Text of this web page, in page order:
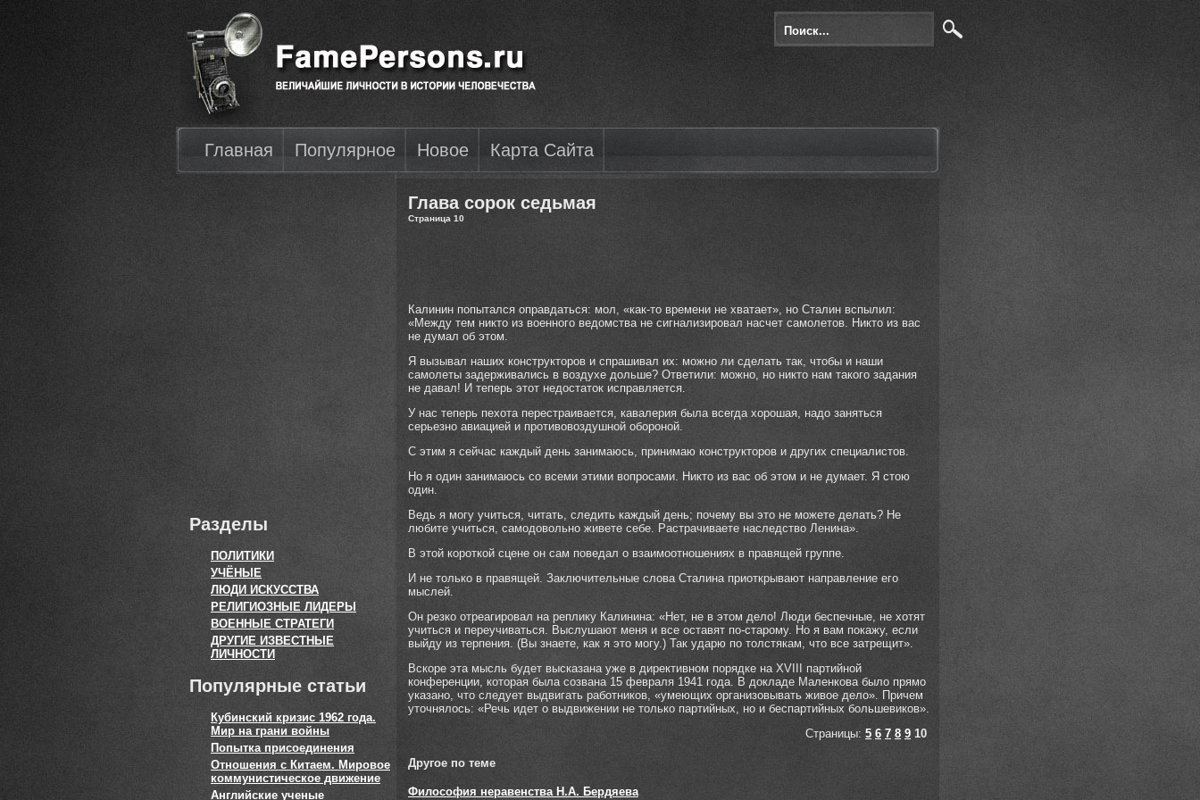
Главная Популярное Новое Карта Сайта
Разделы
ПОЛИТИКИ
УЧЁНЫЕ
ЛЮДИ ИСКУССТВА
РЕЛИГИОЗНЫЕ ЛИДЕРЫ
ВОЕННЫЕ СТРАТЕГИ
ДРУГИЕ ИЗВЕСТНЫЕ
ЛИЧНОСТИ
Популярные статьи
Кубинский кризис 1962 года.
Мир на грани войны
Попытка присоединения
Отношения с Китаем. Мировое
коммунистическое движение
Английские ученые
Глава сорок седьмая
Страница 10
Калинин попытался оправдаться: мол, «как-то времени не хватает», но Сталин вспылил:
«Между тем никто из военного ведомства не сигнализировал насчет самолетов. Никто из вас
не думал об этом.
Я вызывал наших конструкторов и спрашивал их: можно ли сделать так, чтобы и наши
самолеты задерживались в воздухе дольше? Ответили: можно, но никто нам такого задания
не давал! И теперь этот недостаток исправляется.
У нас теперь пехота перестраивается, кавалерия была всегда хорошая, надо заняться
серьезно авиацией и противовоздушной обороной.
С этим я сейчас каждый день занимаюсь, принимаю конструкторов и других специалистов.
Но я один занимаюсь со всеми этими вопросами. Никто из вас об этом и не думает. Я стою
один.
Ведь я могу учиться, читать, следить каждый день; почему вы это не можете делать? Не
любите учиться, самодовольно живете себе. Растрачиваете наследство Ленина».
В этой короткой сцене он сам поведал о взаимоотношениях в правящей группе.
И не только в правящей. Заключительные слова Сталина приоткрывают направление его
мыслей.
Он резко отреагировал на реплику Калинина: «Нет, не в этом дело! Люди беспечные, не хотят
учиться и переучиваться. Выслушают меня и все оставят по-старому. Но я вам покажу, если
выйду из терпения. (Вы знаете, как я это могу.) Так ударю по толстякам, что все затрещит».
Вскоре эта мысль будет высказана уже в директивном порядке на XVIII партийной
конференции, которая была созвана 15 февраля 1941 года. В докладе Маленкова было прямо
указано, что следует выдвигать работников, «умеющих организовывать живое дело». Причем
уточнялось: «Речь идет о выдвижении не только партийных, но и беспартийных большевиков».
Страницы: 5 6 7 8 9 10
Другое по теме
Философия неравенства Н.А. Бердяева